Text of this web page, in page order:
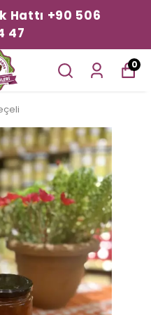
Hattı +90 506
47
0